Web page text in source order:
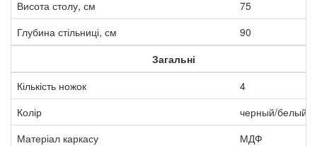
Висота столу, см
75
Глубина стільниці, см
90
Загальні
Кількість ножок
4
Колір
черный/белый
Матеріал каркасу
МДФ